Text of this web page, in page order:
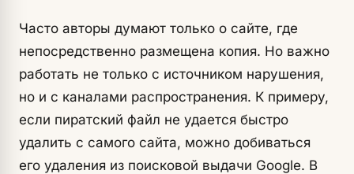
Часто авторы думают только о сайте, где
непосредственно размещена копия. Но важно
работать не только с источником нарушения,
но и с каналами распространения. К примеру,
если пиратский файл не удается быстро
удалить с самого сайта, можно добиваться
его удаления из поисковой выдачи Google. В